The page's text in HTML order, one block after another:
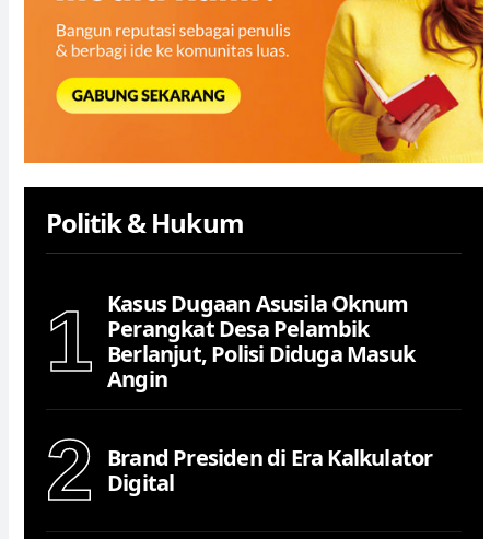
Politik & Hukum
1
Kasus Dugaan Asusila Oknum
Perangkat Desa Pelambik
Berlanjut, Polisi Diduga Masuk
Angin
2
Brand Presiden di Era Kalkulator
Digital